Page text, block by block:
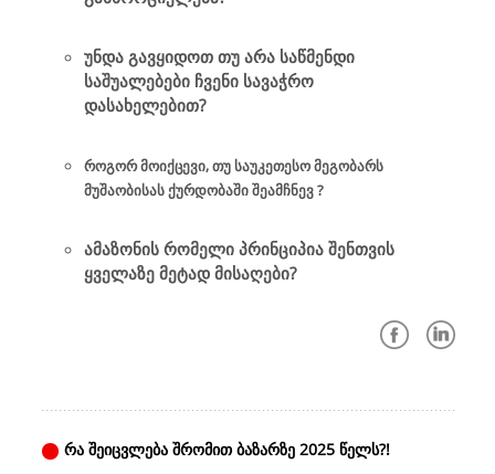
უნდა გავყიდოთ თუ არა საწმენდი
საშუალებები ჩვენი სავაჭრო
დასახელებით?
როგორ მოიქცევი, თუ საუკეთესო მეგობარს
მუშაობისას ქურდობაში შეამჩნევ ?
ამაზონის რომელი პრინციპია შენთვის
ყველაზე მეტად მისაღები?
რა შეიცვლება შრომით ბაზარზე 2025 წელს?!